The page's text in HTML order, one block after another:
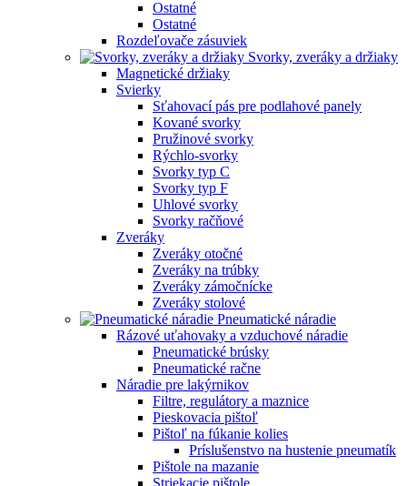
Ostatné
Ostatné
Rozdeľovače zásuviek
Svorky, zveráky a držiaky
Magnetické držiaky
Svierky
Sťahovací pás pre podlahové panely
Kované svorky
Pružinové svorky
Rýchlo-svorky
Svorky typ C
Svorky typ F
Uhlové svorky
Svorky račňové
Zveráky
Zveráky otočné
Zveráky na trúbky
Zveráky zámočnícke
Zveráky stolové
Pneumatické náradie
Rázové uťahovaky a vzduchové náradie
Pneumatické brúsky
Pneumatické račne
Náradie pre lakýrnikov
Filtre, regulátory a maznice
Pieskovacia pištoľ
Pištoľ na fúkanie kolies
Príslušenstvo na hustenie pneumatík
Pištole na mazanie
Striekacie pištole